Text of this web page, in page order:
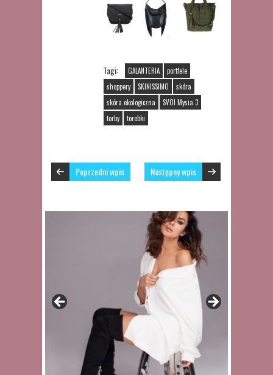
Tagi: GALANTERIA
portfele
shoppery
SKINISSIMO
skóra
skóra ekologiczna
SVOI Mysia 3
torby
torebki
Poprzedni wpis Następny wpis